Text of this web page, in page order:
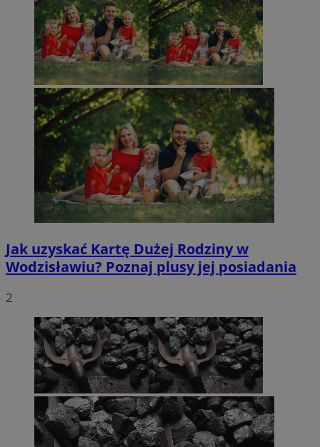
Jak uzyskać Kartę Dużej Rodziny w
Wodzisławiu? Poznaj plusy jej posiadania
2